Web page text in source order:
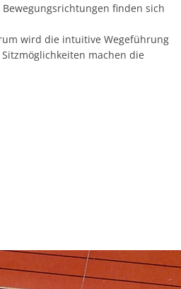
finden sich
wird die intuitive Wegeführung
machen die